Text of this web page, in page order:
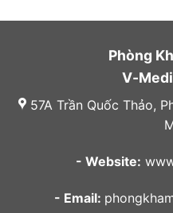
Phòng
V-
57A Trần Quốc Thảo,
- Website:
- Email: